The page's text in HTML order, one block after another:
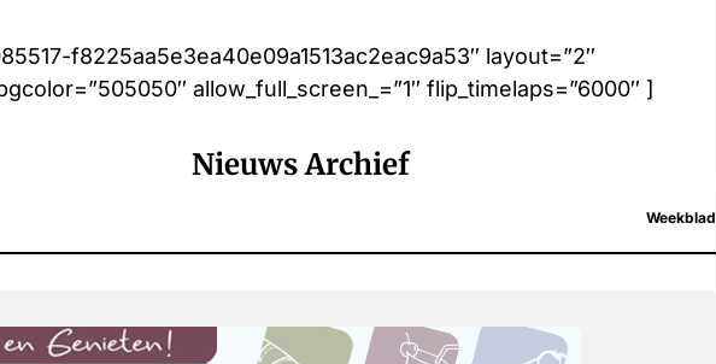
f8225aa5e3ea40e09a1513ac2eac9a53″ layout=”2″
allow_full_screen_=”1″ flip_timelaps=”6000″ ]
Nieuws Archief
Weekblad